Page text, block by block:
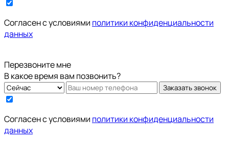
Cогласен с условиями политики конфиденциальности
данных
Перезвоните мне
В какое время вам позвонить?
Заказать звонок
Cогласен с условиями политики конфиденциальности
данных